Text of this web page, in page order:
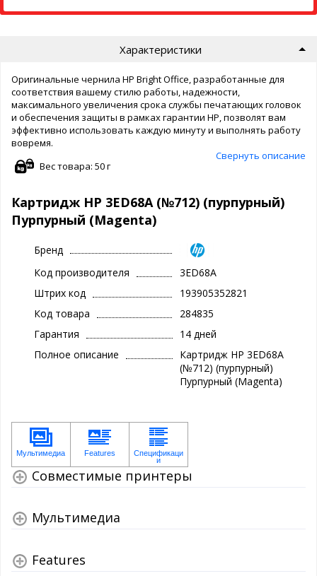
Характеристики
Оригинальные чернила HP Bright Office, разработанные для
соответствия вашему стилю работы, надежности,
максимального увеличения срока службы печатающих головок
и обеспечения защиты в рамках гарантии HP, позволят вам
эффективно использовать каждую минуту и выполнять работу
вовремя.
Свернуть описание
Вес товара: 50 г
Картридж HP 3ED68A (№712) (пурпурный)
Пурпурный (Magenta)
Бренд
Код производителя
3ED68A
Штрих код
193905352821
Код товара
284835
Гарантия
14 дней
Полное описание
Картридж HP 3ED68A
(№712) (пурпурный)
Пурпурный (Magenta)
Совместимые принтеры
Мультимедиа
Features